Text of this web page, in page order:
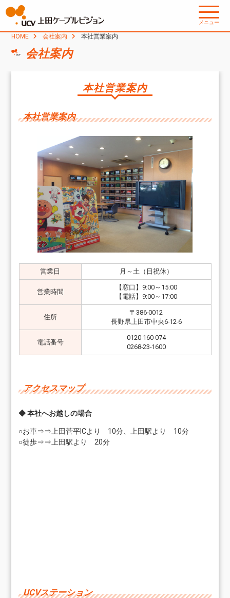
メニュー
HOME 会社案内 本社営業案内
会社案内
本社営業案内
本社営業案内
営業日 月～土（日祝休）
営業時間
【窓口】9:00～15:00
【電話】9:00～17:00
住所
〒386-0012
長野県上田市中央6-12-6
電話番号
0120-160-074
0268-23-1600
アクセスマップ
◆ 本社へお越しの場合
○お車⇒⇒上田菅平ICより 10分、上田駅より 10分
○徒歩⇒⇒上田駅より 20分
UCVステーション